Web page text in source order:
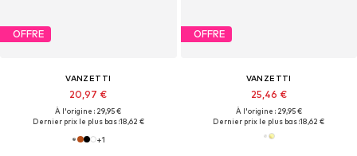
OFFRE
VANZETTI
20,97 €
À l'origine : 29,95 €
Dernier prix le plus bas :18,62 €
+1
OFFRE
VANZETTI
25,46 €
À l'origine : 29,95 €
Dernier prix le plus bas :18,62 €